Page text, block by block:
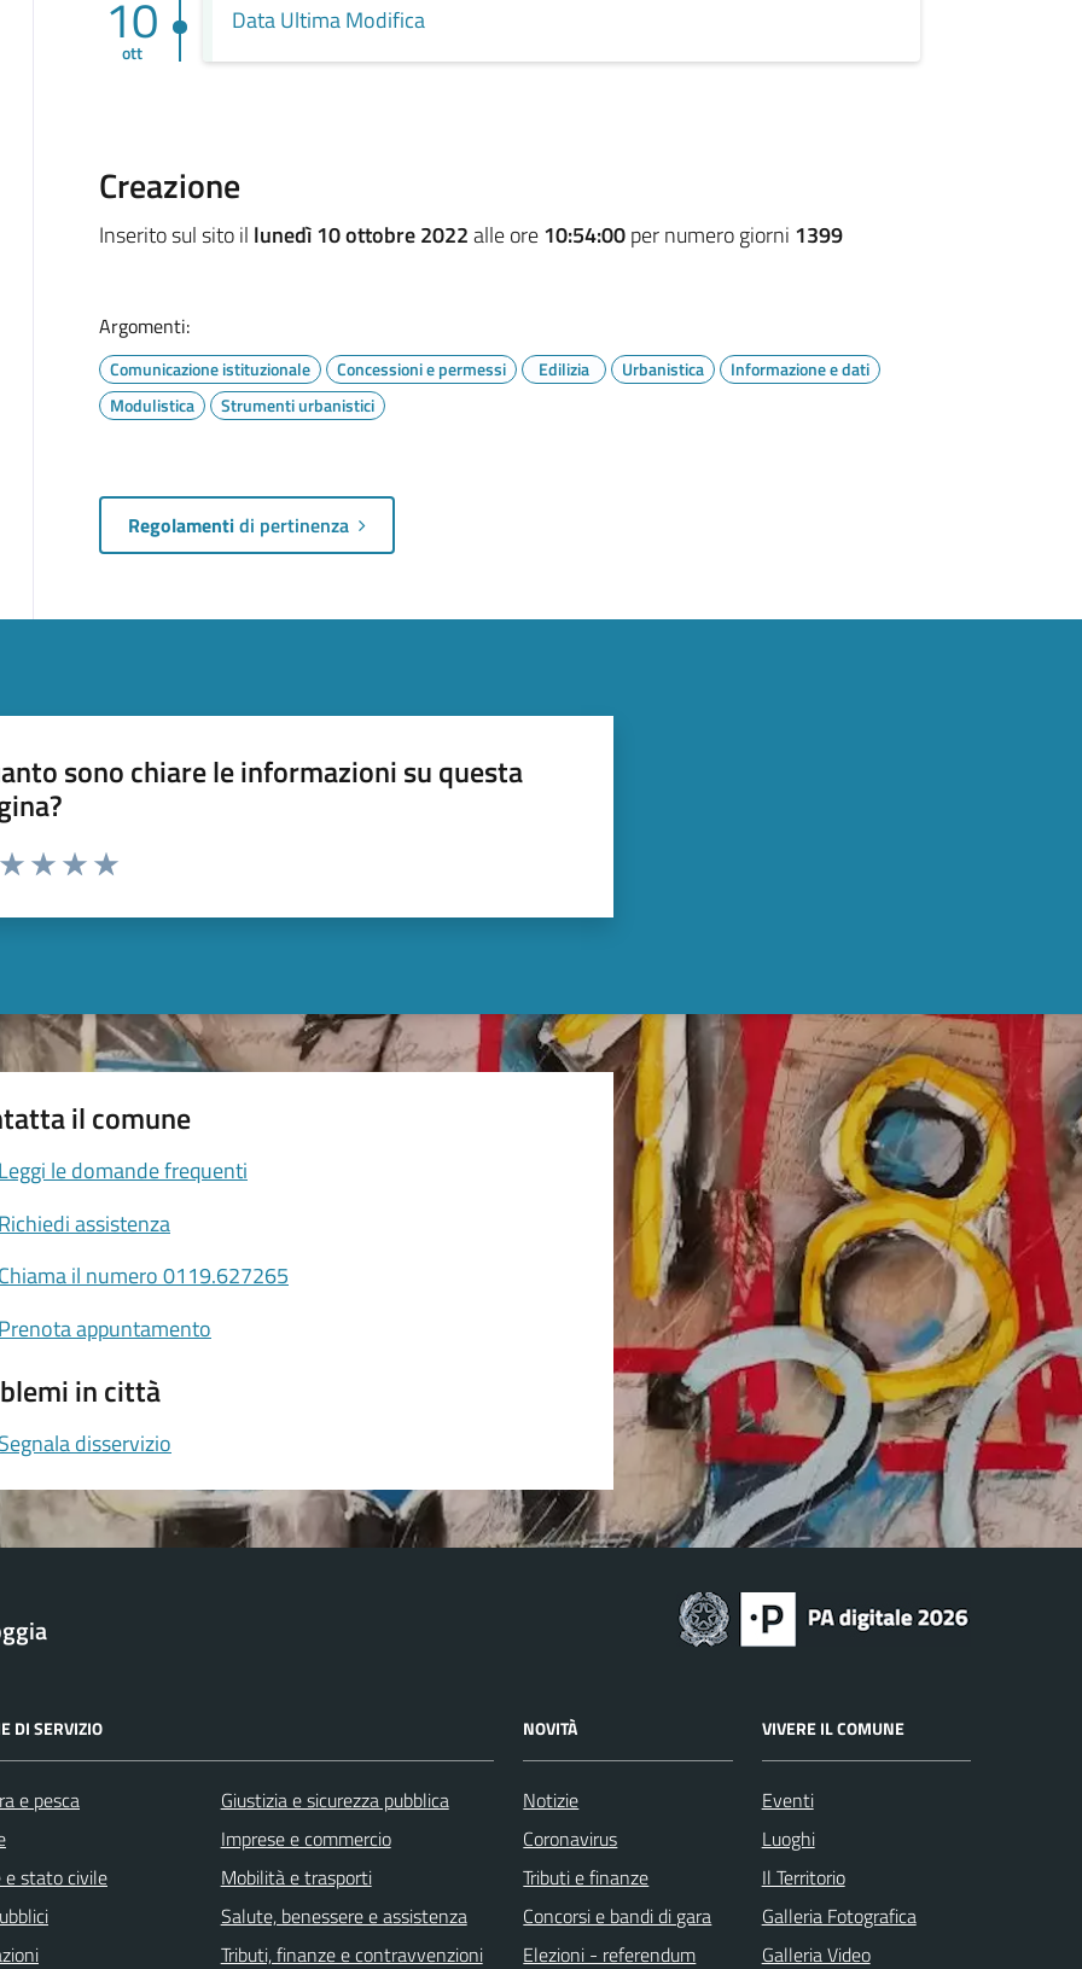
10
ott
Data Ultima Modifica
Creazione
Inserito sul sito il lunedì 10 ottobre 2022alle ore10:54:00per numero giorni 1399
Argomenti:
Comunicazione istituzionale Concessioni e permessi Edilizia Urbanistica
Informazione e dati
Modulistica
Strumenti urbanistici
Regolamentidi pertinenza
sono chiare le informazioni su questa
da 1 a 5 stelle la pagina
il comune
Leggi le domande frequenti
Richiedi assistenza
Chiama il numero 0119.627265
Prenota appuntamento
in città
Segnala disservizio
DI SERVIZIO
e pesca
e stato civile
Giustizia e sicurezza pubblica
Imprese e commercio
Mobilità e trasporti
Salute, benessere e assistenza
Tributi, finanze e contravvenzioni
NOVITÀ
Notizie
Coronavirus
Tributi e finanze
Concorsi e bandi di gara
Elezioni - referendum
VIVERE IL COMUNE
Eventi
Luoghi
Il Territorio
Galleria Fotografica
Galleria Video